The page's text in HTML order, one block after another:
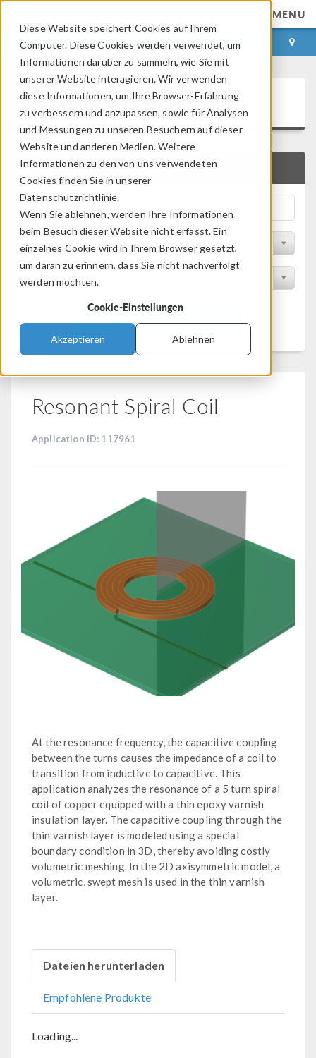
Diese Website speichert Cookies auf Ihrem
Computer. Diese Cookies werden verwendet, um
Informationen darüber zu sammeln, wie Sie mit
unserer Website interagieren. Wir verwenden
diese Informationen, um Ihre Browser-Erfahrung
zu verbessern und anzupassen, sowie für Analysen
und Messungen zu unseren Besuchern auf dieser
Website und anderen Medien. Weitere
Informationen zu den von uns verwendeten
Cookies finden Sie in unserer
Datenschutzrichtlinie.
Wenn Sie ablehnen, werden Ihre Informationen
beim Besuch dieser Website nicht erfasst. Ein
einzelnes Cookie wird in Ihrem Browser gesetzt,
um daran zu erinnern, dass Sie nicht nachverfolgt
werden möchten.
Cookie-Einstellungen
Akzeptieren Ablehnen
MENU
ANMELDEN KONTAKT
Application Gallery
SCHNELLSUCHE
Nach Themenbereich filtern
Nach Produkt filtern
Filtern
Resonant Spiral Coil
Application ID: 117961
At the resonance frequency, the capacitive coupling
between the turns causes the impedance of a coil to
transition from inductive to capacitive. This
application analyzes the resonance of a 5 turn spiral
coil of copper equipped with a thin epoxy varnish
insulation layer. The capacitive coupling through the
thin varnish layer is modeled using a special
boundary condition in 3D, thereby avoiding costly
volumetric meshing. In the 2D axisymmetric model, a
volumetric, swept mesh is used in the thin varnish
layer.
Dateien herunterladen
Empfohlene Produkte
Loading...